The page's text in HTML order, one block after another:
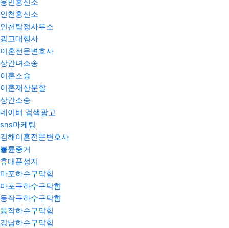
용인흥신소
인천흥신소
인천탐정사무소
광고대행사
이혼전문변호사
상간녀소송
이혼소송
이혼재산분할
상간소송
네이버 검색광고
sns마케팅
김해이혼전문변호사
불륜증거
휴대폰성지
마포하수구막힘
마포구하수구막힘
동작구하수구막힘
동작하수구막힘
강남하수구막힘